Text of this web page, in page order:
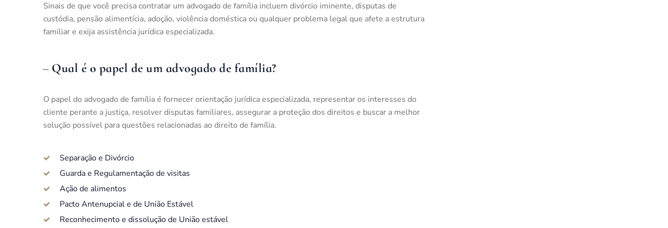
Sinais de que você precisa contratar um advogado de família incluem divórcio iminente, disputas de
custódia, pensão alimentícia, adoção, violência doméstica ou qualquer problema legal que afete a estrutura
familiar e exija assistência jurídica especializada.
Qual é o papel de um advogado de família?
O papel do advogado de família é fornecer orientação jurídica especializada, representar os interesses do
cliente perante a justiça, resolver disputas familiares, assegurar a proteção dos direitos e buscar a melhor
solução possível para questões relacionadas ao direito de família.
Separação e Divórcio
Guarda e Regulamentação de visitas
Ação de alimentos
Pacto Antenupcial e de União Estável
Reconhecimento e dissolução de União estável